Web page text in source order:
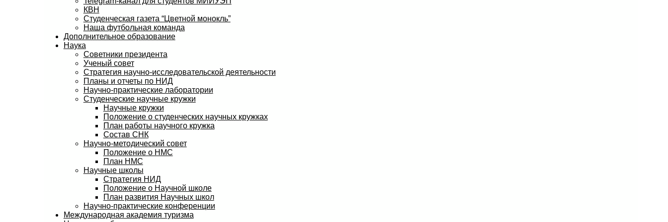
КВН
Студенческая газета “Цветной монокль”
Наша футбольная команда
Дополнительное образование
Наука
Советники президента
Ученый совет
Стратегия научно-исследовательской деятельности
Планы и отчеты по НИД
Научно-практические лаборатории
Студенческие научные кружки
Научные кружки
Положение о студенческих научных кружках
План работы научного кружка
Состав СНК
Научно-методический совет
Положение о НМС
План НМС
Научные школы
Стратегия НИД
Положение о Научной школе
План развития Научных школ
Научно-практические конференции
Международная академия туризма